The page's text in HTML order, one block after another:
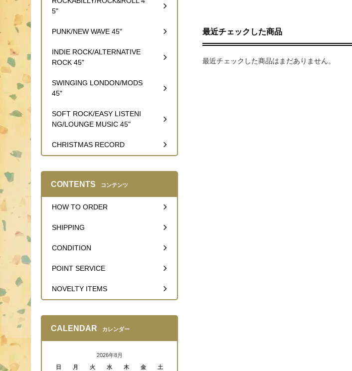
最近チェックした商品
最近チェックした商品はまだありません。
5"
PUNK/NEW WAVE 45"
INDIE ROCK/ALTERNATIVE
ROCK 45"
SWINGING LONDON/MODS
45"
SOFT ROCK/EASY LISTENI
NG/LOUNGE MUSIC 45"
CHRISTMAS RECORD
CONTENTS コンテンツ
HOW TO ORDER
SHIPPING
CONDITION
POINT SERVICE
NOVELTY ITEMS
CALENDAR カレンダー
2026年8月
日
月 火 水 木 金 土